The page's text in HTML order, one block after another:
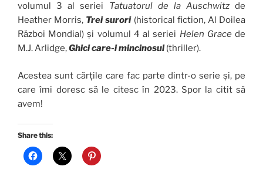
volumul 3 al seriei Tatuatorul de la Auschwitzde
Heather Morris, Trei surori (historical fiction, Al Doilea
Război Mondial) și volumul 4 al seriei Helen Gracede
M.J. Arlidge,Ghici care-i mincinosul (thriller).
Acestea sunt cărțile care fac parte dintr-o serie și, pe
care îmi doresc să le citesc în 2023. Spor la citit să
avem!
Share this: